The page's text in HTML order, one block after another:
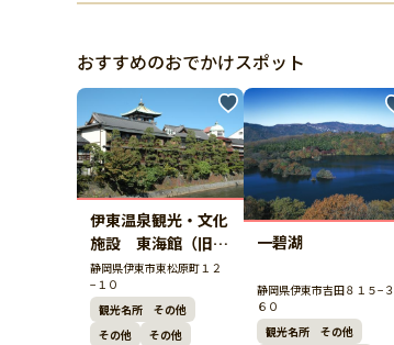
おすすめのおでかけスポット
伊東温泉観光・文化
施設 東海館（旧木
造建築の旅館）
静岡県伊東市東松原町１２
−１０
観光名所 その他
その他
その他
一碧湖
静岡県伊東市吉田８１５−３
６０
観光名所 その他